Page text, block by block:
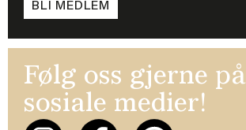
BLI MEDLEM
Følg oss gjerne på
sosiale medier!